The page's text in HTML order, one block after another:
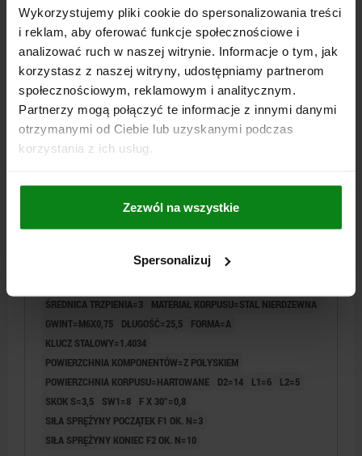
Wykorzystujemy pliki cookie do spersonalizowania treści
i reklam, aby oferować funkcje społecznościowe i
analizować ruch w naszej witrynie. Informacje o tym, jak
korzystasz z naszej witryny, udostępniamy partnerom
społecznościowym, reklamowym i analitycznym.
Partnerzy mogą połączyć te informacje z innymi danymi
otrzymanymi od Ciebie lub uzyskanymi podczas
korzystania z ich usług.
Zezwól na wszystkie
Spersonalizuj
161,71 PLN
plus VAT
plus koszty wysyłki
SZCZEGÓŁY
03089
D1=M06X0,75, D=3, FORMA:A BEZ WYŻŁOBIENIA
ŚREDNICA TRZPIENIA=3
MATERIAŁ KORPUSU=STAL NIERDZEWNA
GWINT=M6X0,75
DŁUGOŚĆ=25,5
FORMA=A
KLUCZ STALOWY=1.4034
POWIERZCHNIA KOMPONENTÓW=Z POŁYSKIEM
POWIERZCHNIA KORPUSU=HARTOWANE
D2=14 L1=6
L2=5
SKOK S=3,5
SW1=8
F X 30°=0,8
SIŁA SPRĘŻYNY POCZĄTEK F1 OK. N=3
SIŁA SPRĘŻYNY KONIEC F2 OK. N=10